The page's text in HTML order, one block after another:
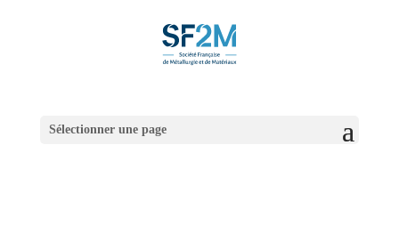
Sélectionner une page